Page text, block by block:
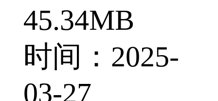
45.34MB
时间：2025-
03-27